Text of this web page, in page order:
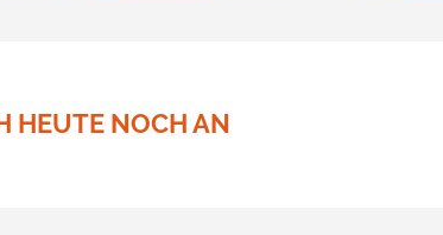
HEUTE NOCH AN